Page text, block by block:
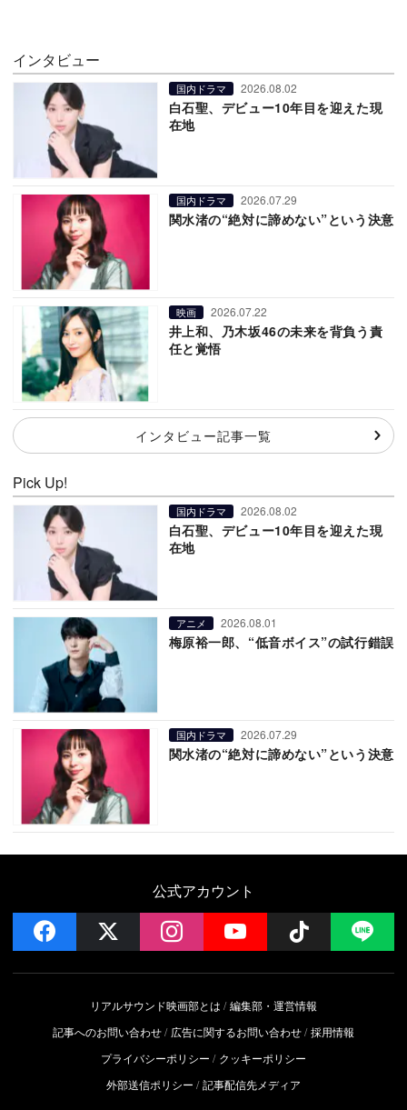
インタビュー
国内ドラマ 2026.08.02
白石聖、デビュー10年目を迎えた現
在地
国内ドラマ 2026.07.29
関水渚の“絶対に諦めない”という決意
映画 2026.07.22
井上和、乃木坂46の未来を背負う責
任と覚悟
インタビュー記事一覧
Pick Up!
国内ドラマ 2026.08.02
白石聖、デビュー10年目を迎えた現
在地
アニメ 2026.08.01
梅原裕一郎、“低音ボイス”の試行錯誤
国内ドラマ 2026.07.29
関水渚の“絶対に諦めない”という決意
公式アカウント
facebook instagramYouTube Follow
リアルサウンド映画部とは
編集部・運営情報
記事へのお問い合わせ
広告に関するお問い合わせ 採用情報
プライバシーポリシー
クッキーポリシー
外部送信ポリシー
記事配信先メディア